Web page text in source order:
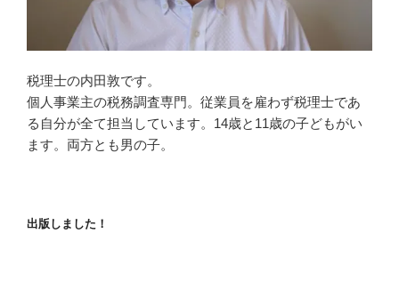
税理士の内田敦です。
個人事業主の税務調査専門。従業員を雇わず税理士であ
る自分が全て担当しています。14歳と11歳の子どもがい
ます。両方とも男の子。
出版しました！